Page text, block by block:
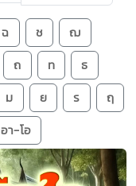
ฉ ช
ฌ
ถ ท
ธ
ม ย ร
ฤ
อา-โอ